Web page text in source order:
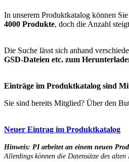
In unserem Produktkatalog können
4000 Produkte, doch die Anzahl
Die Suche lässt sich anhand
GSD-Dateien etc. zum
Einträge im Produktkatalog sind
Sie sind bereits Mitglied? Über den
Neuer Eintrag im Produktkatalog
Hinweis: PI arbeitet an einem neuen
Allerdings können die Datensätze des